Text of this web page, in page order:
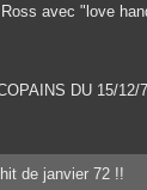
avec "love
DU 15/12/
de janvier 72 !!